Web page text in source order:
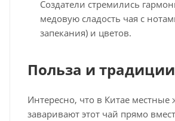
Создатели стремились
медовую сладость чая с
запекания) и цветов.
Польза и традиции
Интересно, что в Китае местные
заваривают этот чай прямо